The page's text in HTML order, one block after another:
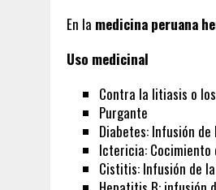
En la medicina peruana
Uso medicinal
Contra la litiasis o
Purgante
Diabetes: Infusión
Ictericia: Cocimiento
Cistitis: Infusión de